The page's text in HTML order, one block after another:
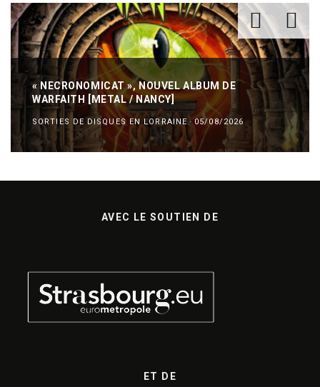
« NECRONOMICAT », NOUVEL ALBUM DE
WARFAITH [METAL / NANCY]
SORTIES DE DISQUES EN LORRAINE · 05/08/2026
AVEC LE SOUTIEN DE
ET DE